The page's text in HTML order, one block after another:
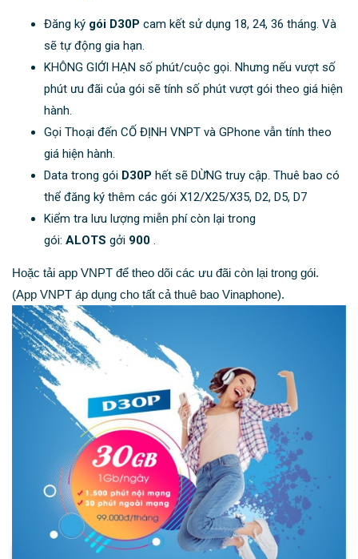
Đăng ký gói D30P cam kết sử dụng 18, 24, 36 tháng. Và
sẽ tự động gia hạn.
KHÔNG GIỚI HẠN số phút/cuộc gọi. Nhưng nếu vượt số
phút ưu đãi của gói sẽ tính số phút vượt gói theo giá hiện
hành.
Gọi Thoại đến CỐ ĐỊNH VNPT và GPhone vẫn tính theo
giá hiện hành.
Data trong gói D30P hết sẽ DỪNG truy cập. Thuê bao có
thể đăng ký thêm các gói X12/X25/X35, D2, D5, D7
Kiểm tra lưu lượng miễn phí còn lại trong
gói: ALOTS gởi 900 .
Hoặc tải app VNPT để theo dõi các ưu đãi còn lại trong gói.
(App VNPT áp dụng cho tất cả thuê bao Vinaphone).